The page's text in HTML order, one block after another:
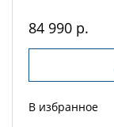
84 990 р.
В избранное